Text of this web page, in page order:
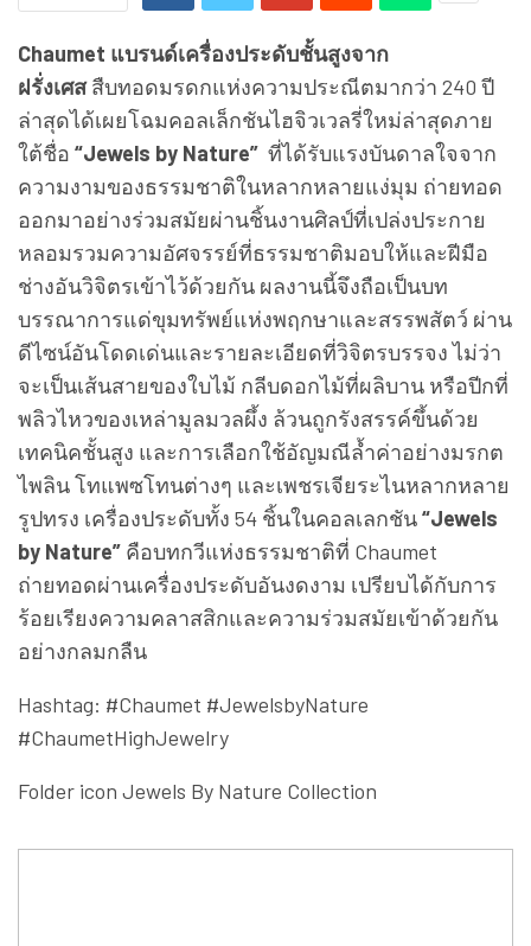
Chaumet แบรนด์เครื่องประดับชั้นสูงจาก
ฝรั่งเศสสืบทอดมรดกแห่งความประณีตมากว่า 240 ปี
ล่าสุดได้เผยโฉมคอลเล็กชันไฮจิวเวลรี่ใหม่ล่าสุดภาย
ใต้ชื่อ “Jewels by Nature” ที่ได้รับแรงบันดาลใจจาก
ความงามของธรรมชาติในหลากหลายแง่มุม ถ่ายทอด
ออกมาอย่างร่วมสมัยผ่านชิ้นงานศิลป์ที่เปล่งประกาย
หลอมรวมความอัศจรรย์ที่ธรรมชาติมอบให้และฝีมือ
ช่างอันวิจิตรเข้าไว้ด้วยกัน ผลงานนี้จึงถือเป็นบท
บรรณาการแด่ขุมทรัพย์แห่งพฤกษาและสรรพสัตว์ ผ่าน
ดีไซน์อันโดดเด่นและรายละเอียดที่วิจิตรบรรจง ไม่ว่า
จะเป็นเส้นสายของใบไม้ กลีบดอกไม้ที่ผลิบาน หรือปีกที่
พลิวไหวของเหล่ามูลมวลผึ้ง ล้วนถูกรังสรรค์ขึ้นด้วย
เทคนิคชั้นสูง และการเลือกใช้อัญมณีล้ำค่าอย่างมรกต
ไพลิน โทแพซโทนต่างๆ และเพชรเจียระไนหลากหลาย
รูปทรง เครื่องประดับทั้ง 54 ชิ้นในคอลเลกชัน“Jewels
by Nature” คือบทกวีแห่งธรรมชาติที่ Chaumet
ถ่ายทอดผ่านเครื่องประดับอันงดงาม เปรียบได้กับการ
ร้อยเรียงความคลาสสิกและความร่วมสมัยเข้าด้วยกัน
อย่างกลมกลืน
Hashtag: #Chaumet #JewelsbyNature
#ChaumetHighJewelry
​Folder icon Jewels By Nature Collection